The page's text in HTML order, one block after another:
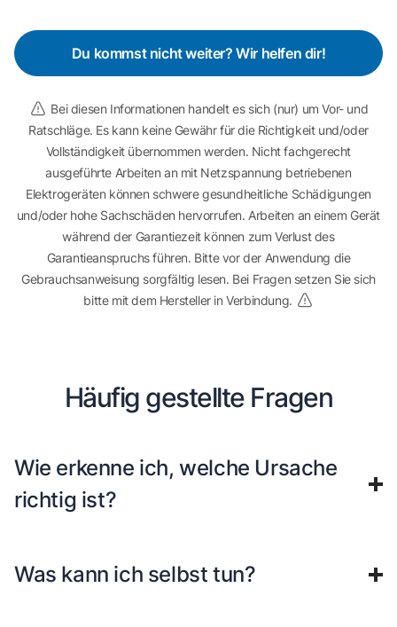
Du kommst nicht weiter? Wir helfen dir!
Bei diesen Informationen handelt es sich (nur) um Vor- und
Ratschläge. Es kann keine Gewähr für die Richtigkeit und/oder
Vollständigkeit übernommen werden. Nicht fachgerecht
ausgeführte Arbeiten an mit Netzspannung betriebenen
Elektrogeräten können schwere gesundheitliche Schädigungen
und/oder hohe Sachschäden hervorrufen. Arbeiten an einem Gerät
während der Garantiezeit können zum Verlust des
Garantieanspruchs führen. Bitte vor der Anwendung die
Gebrauchsanweisung sorgfältig lesen. Bei Fragen setzen Sie sich
bitte mit dem Hersteller in Verbindung.
Häufig gestellte Fragen
Wie erkenne ich, welche Ursache
richtig ist?
Was kann ich selbst tun?